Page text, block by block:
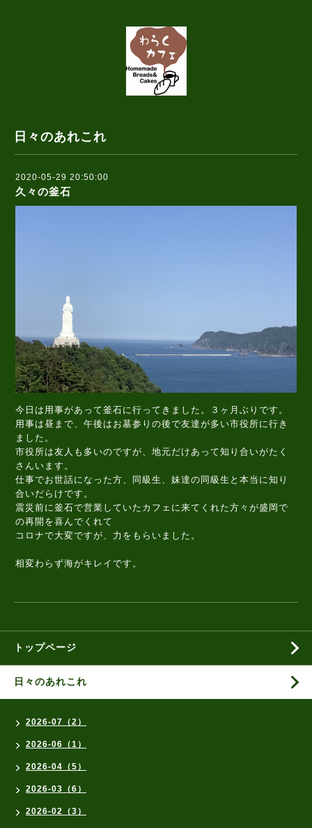
日々のあれこれ
2020-05-29 20:50:00
久々の釜石
今日は用事があって釜石に行ってきました。３ヶ月ぶりです。
用事は昼まで、午後はお墓参りの後で友達が多い市役所に行き
ました。
市役所は友人も多いのですが、地元だけあって知り合いがたく
さんいます。
仕事でお世話になった方、同級生、妹達の同級生と本当に知り
合いだらけです。
震災前に釜石で営業していたカフェに来てくれた方々が盛岡で
の再開を喜んでくれて
コロナで大変ですが、力をもらいました。
相変わらず海がキレイです。
トップページ
日々のあれこれ
2026-07（2）
2026-06（1）
2026-04（5）
2026-03（6）
2026-02（3）